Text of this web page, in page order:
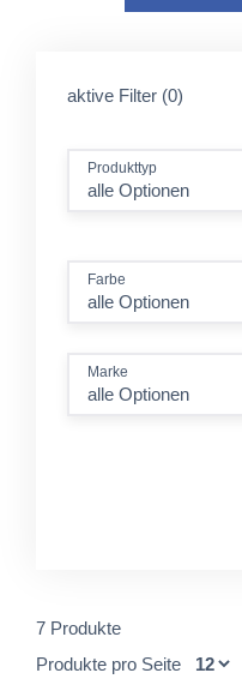
aktive Filter (0)
Produkttyp
alle Optionen
Farbe
alle Optionen
Marke
alle Optionen
7 Produkte
Produkte pro Seite